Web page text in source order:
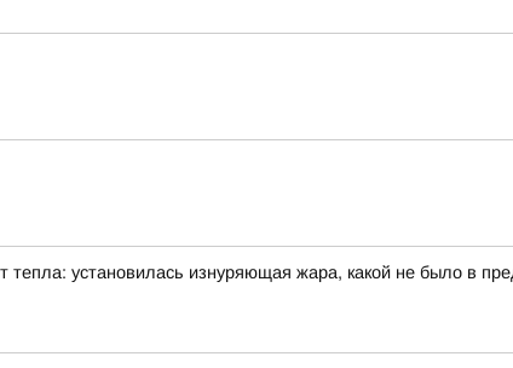
установилась изнуряющая жара, какой не было в